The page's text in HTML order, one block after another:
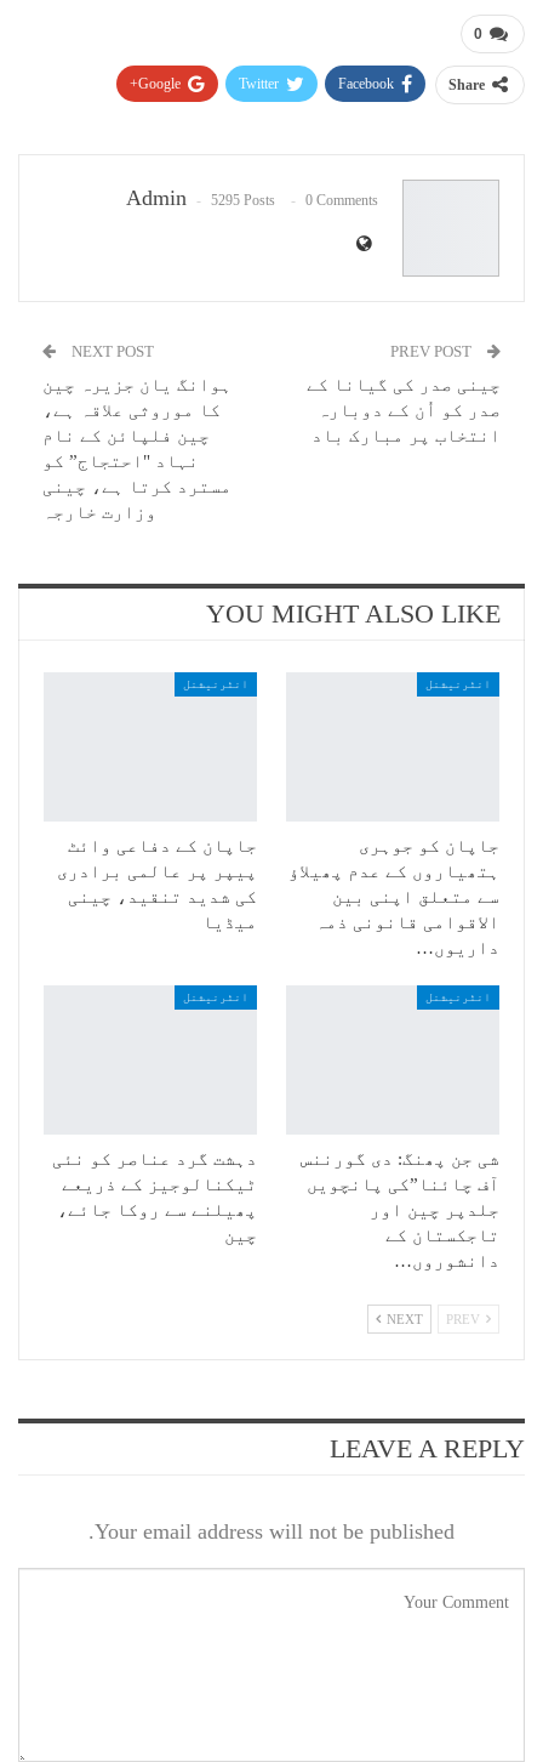
0
Share
Facebook
Twitter
Google+
Admin 5295 Posts 0 Comments
چینی صدر کی گیانا کے
صدر کو اُن کے دوبارہ
انتخاب پر مبارک باد
NEXT POST
ہوانگ یان جزیرہ چین
کا موروثی علاقہ ہے،
چین فلپائن کے نام
نہاد "احتجاج” کو
مسترد کرتا ہے، چینی
وزارت خارجہ
YOU MIGHT ALSO LIKE
انٹرنیشنل
جاپان کو جوہری
ہتھیاروں کے عدم پھیلاؤ
سے متعلق اپنی بین
الاقوامی قانونی ذمہ
داریوں…
انٹرنیشنل
جاپان کے دفاعی وائٹ
پیپر پر عالمی برادری
کی شدید تنقید، چینی
میڈیا
انٹرنیشنل
شی جن پھنگ: دی گورننس
آف چائنا”کی پانچویں
جلدپر چین اور
تاجکستان کے
دانشوروں…
انٹرنیشنل
دہشت گرد عناصر کو نئی
ٹیکنالوجیز کے ذریعے
پھیلنے سے روکا جائے،
چین
NEXT
LEAVE A REPLY
Your email address will not be published.